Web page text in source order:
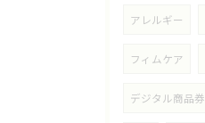
アレルギー
フィムケア
デジタル商品券